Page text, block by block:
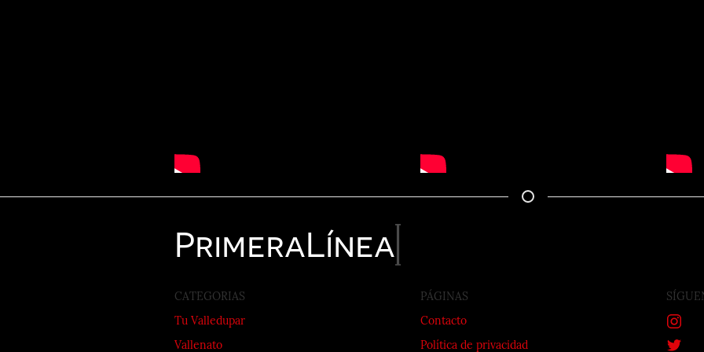
PrimeraLínea
CATEGORIAS
Tu Valledupar
Vallenato
PÁGINAS
Contacto
Política de privacidad